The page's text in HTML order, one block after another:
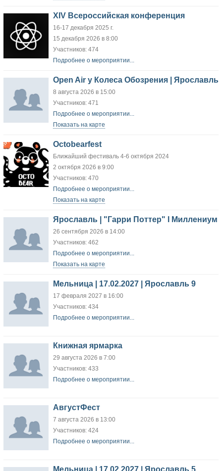
XIV Всероссийская конференция
16-17 декабря 2025 г.
15 декабря 2026 в 8:00
Участников: 474
Подробнее о мероприятии...
Open Air у Колеса Обозрения | Ярославль
8 августа 2026 в 15:00
Участников: 471
Подробнее о мероприятии...
Показать на карте
Octobearfest
Ближайший фестиваль 4-6 октября 2024
2 октября 2026 в 9:00
Участников: 470
Подробнее о мероприятии...
Показать на карте
Ярославль | "Гарри Поттер" I Миллениум
26 сентября 2026 в 14:00
Участников: 462
Подробнее о мероприятии...
Показать на карте
Мельница | 17.02.2027 | Ярославль 9
17 февраля 2027 в 16:00
Участников: 434
Подробнее о мероприятии...
Книжная ярмарка
29 августа 2026 в 7:00
Участников: 433
Подробнее о мероприятии...
АвгустФест
7 августа 2026 в 13:00
Участников: 424
Подробнее о мероприятии...
Мельница | 17.02.2027 | Ярославль 5